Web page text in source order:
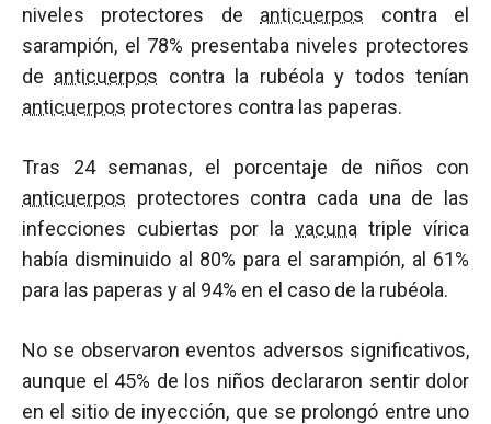
niveles protectores de anticuerpos contra el
sarampión, el 78% presentaba niveles protectores
de anticuerpos contra la rubéola y todos tenían
anticuerpos protectores contra las paperas.
Tras 24 semanas, el porcentaje de niños con
anticuerpos protectores contra cada una de las
infecciones cubiertas por la vacuna triple vírica
había disminuido al 80% para el sarampión, al 61%
para las paperas y al 94% en el caso de la rubéola.
No se observaron eventos adversos significativos,
aunque el 45% de los niños declararon sentir dolor
en el sitio de inyección, que se prolongó entre uno